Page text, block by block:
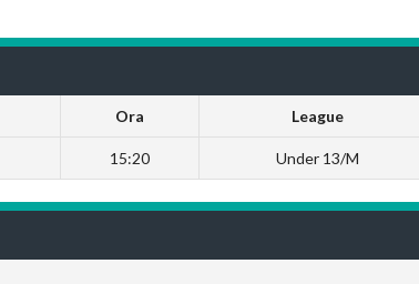
Ora League
15:20 Under 13/M